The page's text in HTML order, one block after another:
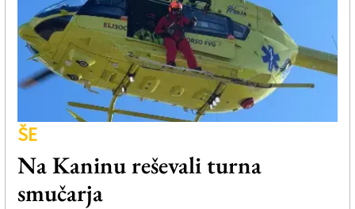
ŠE
Na Kaninu reševali turna
smučarja